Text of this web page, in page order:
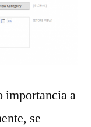
importancia a
se